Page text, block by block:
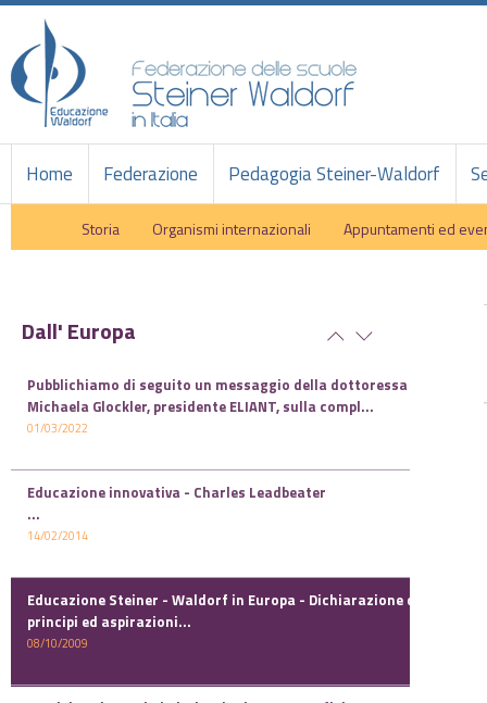
Home Federazione Pedagogia Steiner-Waldorf
Storia Organismi internazionali Appuntamenti ed
Dall' Europa
Pubblichiamo di seguito un messaggio della dottoressa
Michaela Glockler, presidente ELIANT, sulla compl...
01/03/2022
Educazione innovativa - Charles Leadbeater
...
14/02/2014
Educazione Steiner - Waldorf in Europa - Dichiarazione di
principi ed aspirazioni...
08/10/2009